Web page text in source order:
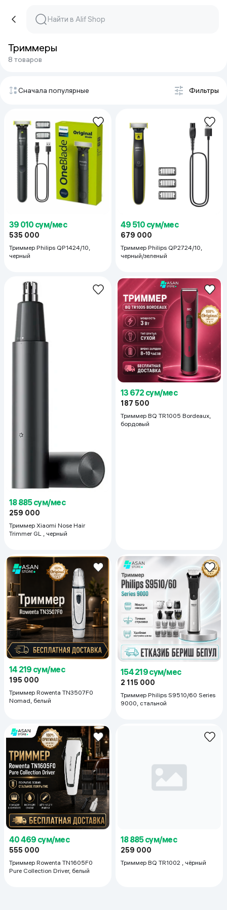
Триммеры
8 товаров
Сначала популярные Фильтры
39 010 сум/мес
535 000
Триммер Philips QP1424/10,
черный
49 510 сум/мес
679 000
Триммер Philips QP2724/10,
черный/зеленый
18 885 сум/мес
259 000
Триммер Xiaomi Nose Hair
Trimmer GL , черный
13 672 сум/мес
187 500
Триммер BQ TR1005 Bordeaux,
бордовый
14 219 сум/мес
195 000
Триммер Rowenta TN3507F0
Nomad, белый
154 219 сум/мес
2 115 000
Триммер Philips S9510/60 Series
9000, стальной
40 469 сум/мес
555 000
Триммер Rowenta TN1605F0
Pure Collection Driver, белый
18 885 сум/мес
259 000
Триммер BQ TR1002 , чёрный